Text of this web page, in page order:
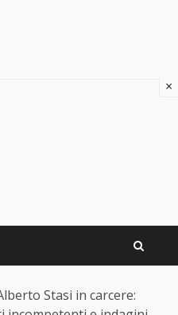
Stasi in carcere:
×